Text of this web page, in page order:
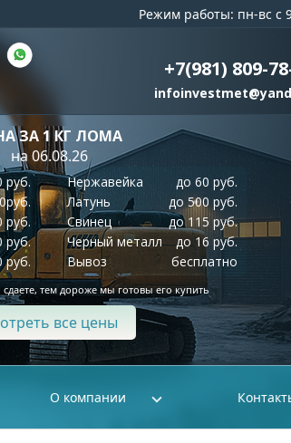
Режим работы: пн-вс с
+7(981) 809-
ЗА 1 КГ ЛОМА
на 06.08.26
руб.
руб.
руб.
руб.
Нержавейка
до 60 руб.
Латунь
до 500 руб.
Свинец
до 115 руб.
Черный металл
до 16 руб.
Вывоз
бесплатно
тем дороже мы готовы его купить
все цены
О компании